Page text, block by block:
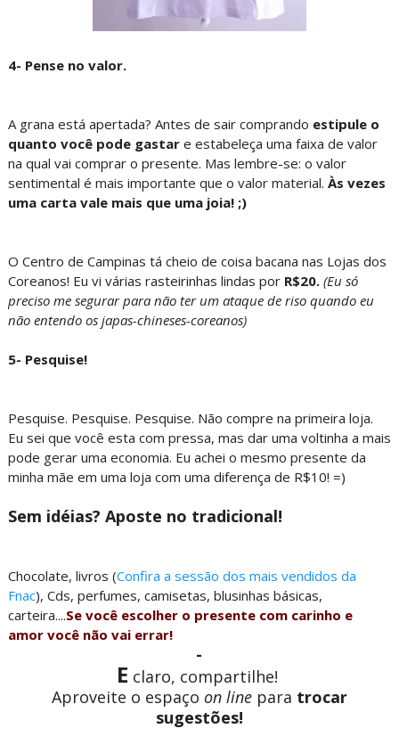
4- Pense no valor.
A grana está apertada? Antes de sair comprando estipule o
quanto você pode gastare estabeleça uma faixa de valor
na qual vai comprar o presente. Mas lembre-se: o valor
sentimental é mais importante que o valor material. Às vezes
uma carta vale mais que uma joia! ;)
O Centro de Campinas tá cheio de coisa bacana nas Lojas dos
Coreanos! Eu vi várias rasteirinhas lindas por R$20. (Eu só
preciso me segurar para não ter um ataque de riso quando eu
não entendo os japas-chineses-coreanos)
5- Pesquise!
Pesquise. Pesquise. Pesquise. Não compre na primeira loja.
Eu sei que você esta com pressa, mas dar uma voltinha a mais
pode gerar uma economia. Eu achei o mesmo presente da
minha mãe em uma loja com uma diferença de R$10! =)
Sem idéias? Aposte no tradicional!
Chocolate, livros (Confira a sessão dos mais vendidos da
Fnac), Cds, perfumes, camisetas, blusinhas básicas,
carteira....Se você escolher o presente com carinho e
amor você não vai errar!
-
E claro, compartilhe!
Aproveite o espaço on line para trocar
sugestões!